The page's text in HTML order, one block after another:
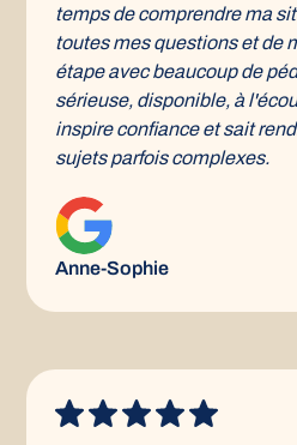
temps de comprendre ma
toutes mes questions et de
étape avec beaucoup de
sérieuse, disponible, à
inspire confiance et sait
sujets parfois complexes.
Anne-Sophie